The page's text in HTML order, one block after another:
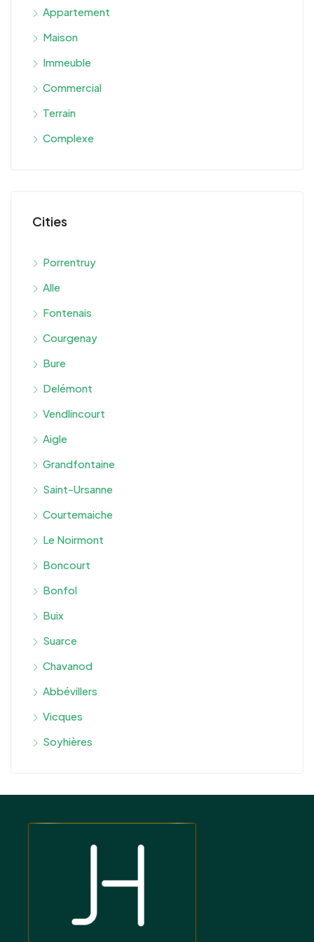
Appartement
Maison
Immeuble
Commercial
Terrain
Complexe
Cities
Porrentruy
Alle
Fontenais
Courgenay
Bure
Delémont
Vendlincourt
Aigle
Grandfontaine
Saint-Ursanne
Courtemaiche
Le Noirmont
Boncourt
Bonfol
Buix
Suarce
Chavanod
Abbévillers
Vicques
Soyhières